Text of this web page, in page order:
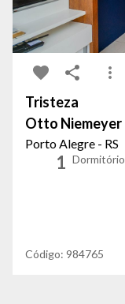
Tristeza
Otto Niemeyer
Porto Alegre - RS
1 Dormitório
Código: 984765